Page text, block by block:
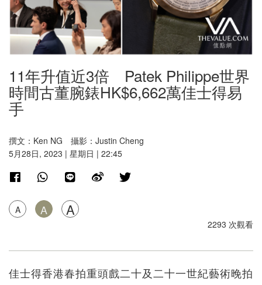
11年升值近3倍 Patek Philippe世界
時間古董腕錶HK$6,662萬佳士得易
手
撰文：Ken NG 攝影：Justin Cheng
5月28日, 2023 | 星期日 | 22:45
A A A
2293 次觀看
佳士得香港春拍重頭戲二十及二十一世紀藝術晚拍